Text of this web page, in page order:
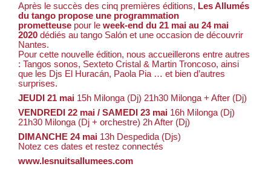
Après le succès des cinq premières éditions, Les Allumés
du tango propose une programmation
prometteuse pour le week-end du 21 mai au 24 mai
2020 dédiés au tango Salón et une occasion de découvrir
Nantes.
Pour cette nouvelle édition, nous accueillerons entre autres
: Tangos sonos, Sexteto Cristal & Martin Troncoso, ainsi
que les Djs El Huracán, Paola Pia … et bien d’autres
surprises.
JEUDI 21 mai 15h Milonga (Dj) 21h30 Milonga + After (Dj)
VENDREDI 22 mai / SAMEDI 23 mai 16h Milonga (Dj)
21h30 Milonga (Dj + orchestre) 2h After (Dj)
DIMANCHE 24 mai 13h Despedida (Djs)
Notez ces dates et restez connectés
www.lesnuitsallumees.com